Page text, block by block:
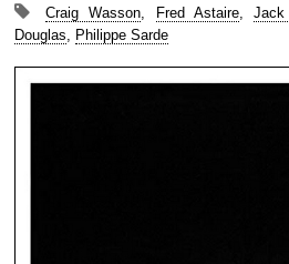
Craig Wasson, Fred Astaire,
Douglas, Philippe Sarde